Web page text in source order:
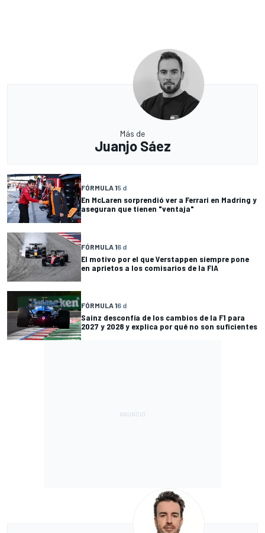
Más de
Juanjo Sáez
FÓRMULA 15 d
En McLaren sorprendió ver a Ferrari en Madring y
aseguran que tienen "ventaja"
FÓRMULA 16 d
El motivo por el que Verstappen siempre pone
en aprietos a los comisarios de la FIA
FÓRMULA 16 d
Sainz desconfía de los cambios de la F1 para
2027 y 2028 y explica por qué no son suficientes